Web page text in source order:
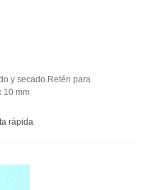
y secado.Retén para
10 mm
rápida